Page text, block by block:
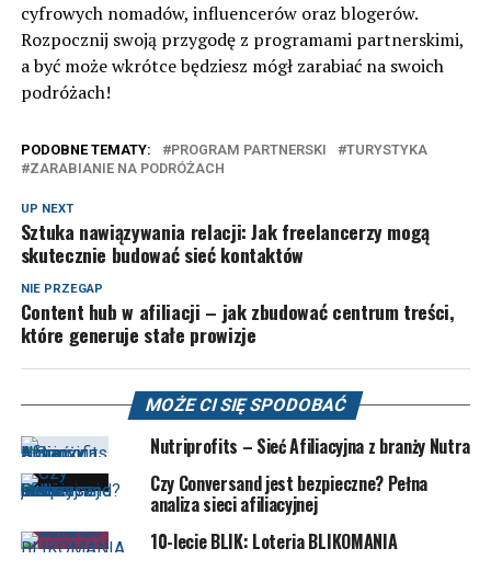
cyfrowych nomadów, influencerów oraz blogerów.
Rozpocznij swoją przygodę z programami partnerskimi,
a być może wkrótce będziesz mógł zarabiać na swoich
podróżach!
PODOBNE TEMATY: PROGRAM PARTNERSKI
TURYSTYKA
ZARABIANIE NA PODRÓŻACH
UP NEXT
Sztuka nawiązywania relacji: Jak freelancerzy mogą
skutecznie budować sieć kontaktów
NIE PRZEGAP
Content hub w afiliacji – jak zbudować centrum treści,
które generuje stałe prowizje
MOŻE CI SIĘ SPODOBAĆ
Nutriprofits – Sieć Afiliacyjna z branży Nutra
Czy Conversand jest bezpieczne? Pełna
analiza sieci afiliacyjnej
10-lecie BLIK: Loteria BLIKOMANIA